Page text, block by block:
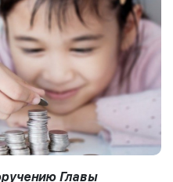
Главы